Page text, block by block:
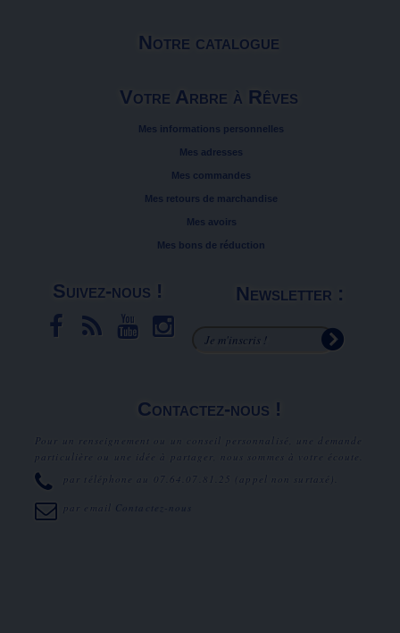
Notre catalogue
Votre Arbre à Rêves
Mes informations personnelles
Mes adresses
Mes commandes
Mes retours de marchandise
Mes avoirs
Mes bons de réduction
Suivez-nous ! Newsletter :
Contactez-nous !
Pour un renseignement ou un conseil personnalisé, une demande
particulière ou une idée à partager, nous sommes à votre écoute.
par téléphone au
07.64.07.81.25 (appel non surtaxé).
par email Contactez-nous